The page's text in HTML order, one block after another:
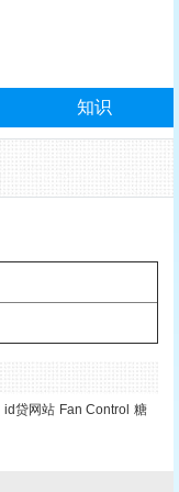
知识
id贷网站 Fan Control 糖